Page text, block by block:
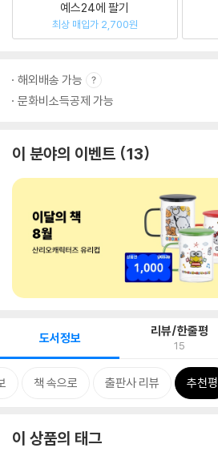
예스24에 팔기
최상 매입가 2,700원
해외배송 가능
문화비소득공제 가능
이 분야의 이벤트 13
도서정보 리뷰/한줄평
15
책 속으로 출판사 리뷰 추천평
이 상품의 태그